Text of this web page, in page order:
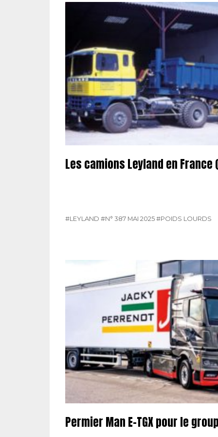
Les camions Leyland en France
#LEYLAND #N° 387 MAI 2025#POIDS LOURDS
Permier Man E-TGX pour le